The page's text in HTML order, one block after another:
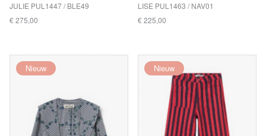
JULIE PUL1447 / BLE49
€ 275,00
LISE PUL1463 / NAV01
€ 225,00
Nieuw Nieuw